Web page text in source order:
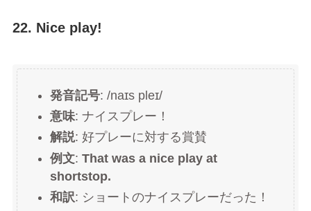
22. Nice play!
発音記号: /naɪs pleɪ/
意味: ナイスプレー！
解説: 好プレーに対する賞賛
例文: That was a nice play at
shortstop.
和訳: ショートのナイスプレーだった！